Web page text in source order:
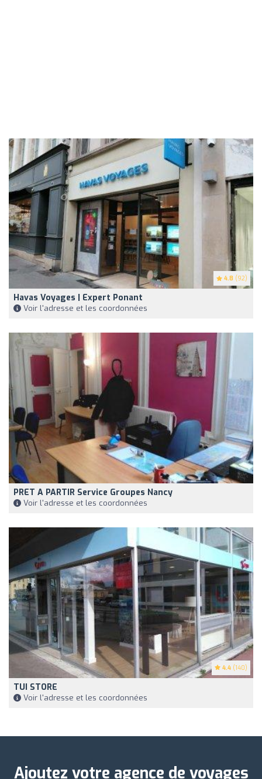
4.8 (92)
Havas Voyages | Expert Ponant
Voir l'adresse et les coordonnées
PRET A PARTIR Service Groupes Nancy
Voir l'adresse et les coordonnées
4.4 (140)
TUI STORE
Voir l'adresse et les coordonnées
Ajoutez votre agence de voyages